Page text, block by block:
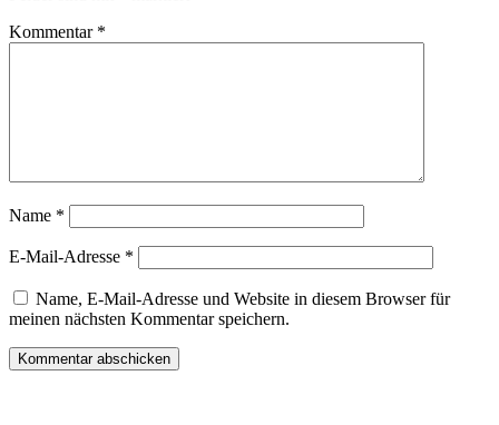
Kommentar *
Name *
E-Mail-Adresse *
Name, E-Mail-Adresse und Website in diesem Browser für
meinen nächsten Kommentar speichern.